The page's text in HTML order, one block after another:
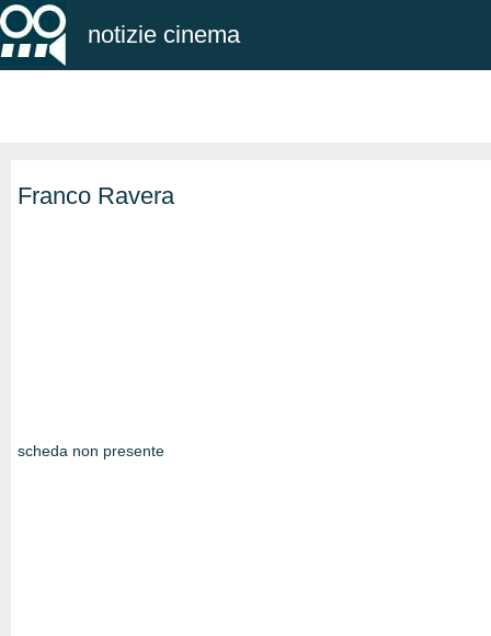
notizie cinema
Franco Ravera
scheda non presente